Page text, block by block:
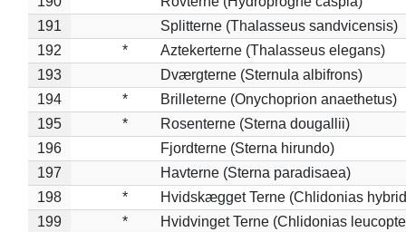
191
Splitterne (Thalasseus sandvicensis)
192
*
Aztekerterne (Thalasseus elegans)
193
Dværgterne (Sternula albifrons)
194
*
Brilleterne (Onychoprion anaethetus)
195
*
Rosenterne (Sterna dougallii)
196
Fjordterne (Sterna hirundo)
197
Havterne (Sterna paradisaea)
198
*
Hvidskægget Terne (Chlidonias
199
*
Hvidvinget Terne (Chlidonias